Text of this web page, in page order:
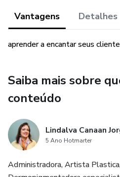
Vantagens Detalhes
aprender a encantar seus
Saiba mais sobre
conteúdo
Lindalva Canaan
5 Ano Hotmarter
Administradora, Artista